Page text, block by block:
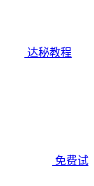
达秘教程
免费试